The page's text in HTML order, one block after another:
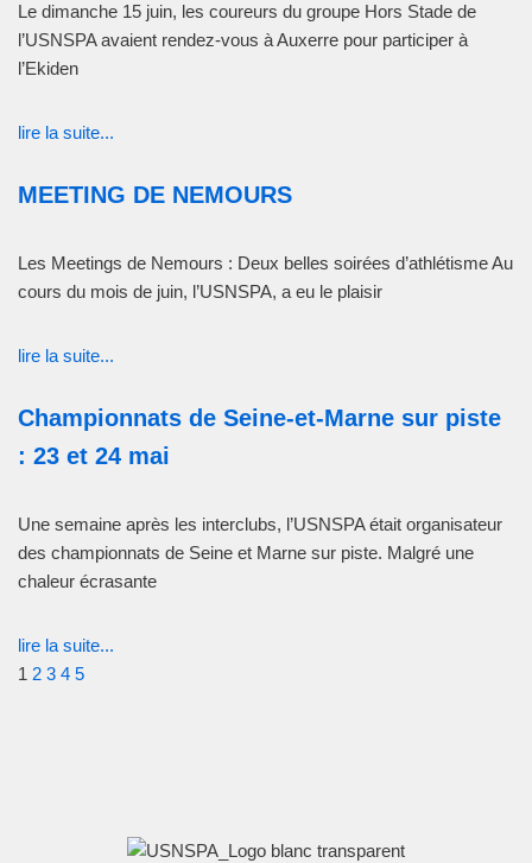
Le dimanche 15 juin, les coureurs du groupe Hors Stade de
l’USNSPA avaient rendez-vous à Auxerre pour participer à
l’Ekiden
lire la suite...
MEETING DE NEMOURS
Les Meetings de Nemours : Deux belles soirées d’athlétisme Au
cours du mois de juin, l’USNSPA, a eu le plaisir
lire la suite...
Championnats de Seine-et-Marne sur piste
: 23 et 24 mai
Une semaine après les interclubs, l’USNSPA était organisateur
des championnats de Seine et Marne sur piste. Malgré une
chaleur écrasante
lire la suite...
1 2 3 4 5